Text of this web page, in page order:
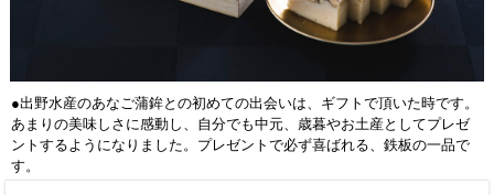
●出野水産のあなご蒲鉾との初めての出会いは、ギフトで頂いた時です。
あまりの美味しさに感動し、自分でも中元、歳暮やお土産としてプレゼ
ントするようになりました。プレゼントで必ず喜ばれる、鉄板の一品で
す。